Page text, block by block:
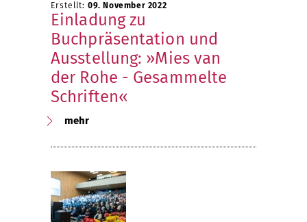
Erstellt: 09. November 2022
Einladung zu
Buchpräsentation und
Ausstellung: »Mies van
der Rohe - Gesammelte
Schriften«
mehr